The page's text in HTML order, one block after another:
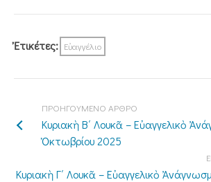
Ἐτικέτες: Εὐαγγέλιο
ΠΡΟΗΓΟΥΜΕΝΟ ΑΡΘΡΟ
Κυριακὴ Β΄ Λουκᾶ – Εὐαγγελικὸ
Ὀκτωβρίου 2025
Κυριακὴ Γ΄ Λουκᾶ – Εὐαγγελικὸ